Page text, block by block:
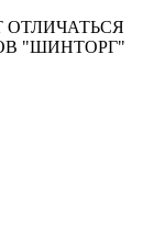
ОТЛИЧАТЬСЯ
"ШИНТОРГ"